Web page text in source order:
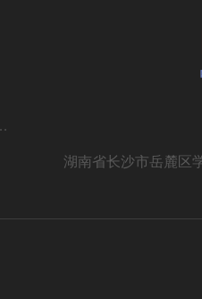
内齿轮泵R901283006